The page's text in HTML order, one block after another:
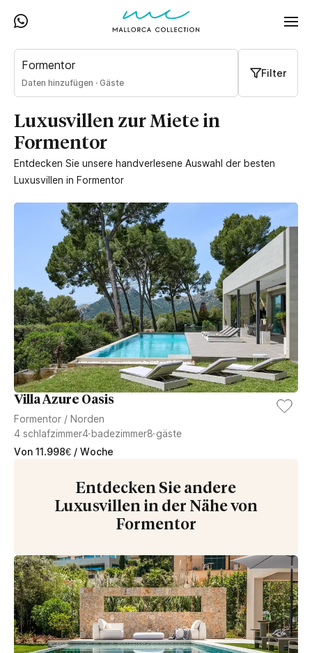
Formentor
Daten hinzufügen · Gäste
Filter
Luxusvillen zur Miete in
Formentor
Entdecken Sie unsere handverlesene Auswahl der besten
Luxusvillen in Formentor
Villa Azure Oasis
Formentor / Norden
4 schlafzimmer4badezimmer8gäste
Von 11.998€ / Woche
Entdecken Sie andere
Luxusvillen in der Nähe von
Formentor